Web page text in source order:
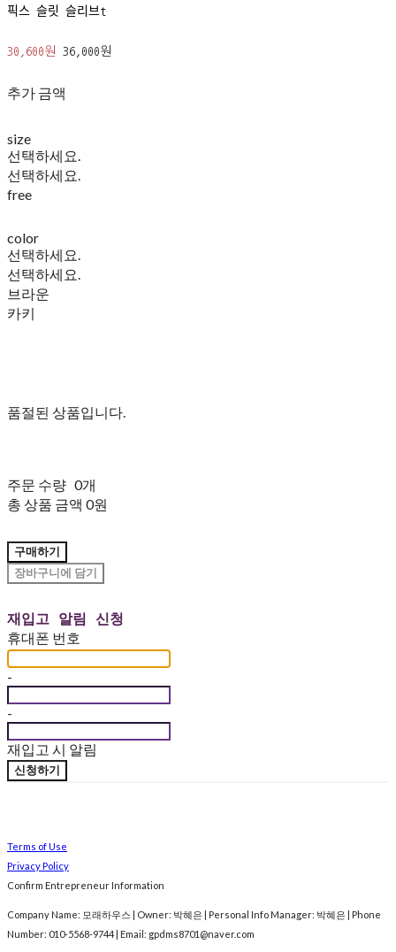
픽스 슬릿 슬리브t
30,600원 36,000원
추가 금액
size
선택하세요.
선택하세요.
free
color
선택하세요.
선택하세요.
브라운
카키
품절된 상품입니다.
주문 수량 0개
총 상품 금액 0원
구매하기
장바구니에 담기
재입고 알림 신청
휴대폰 번호
-
-
재입고 시 알림
신청하기
Terms of Use
Privacy Policy
Confirm Entrepreneur Information
Company Name: 모래하우스 | Owner: 박혜은 | Personal Info Manager: 박혜은 | Phone
Number: 010-5568-9744 | Email: gpdms8701@naver.com